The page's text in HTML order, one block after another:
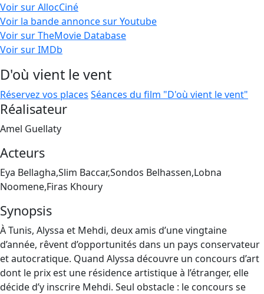
Voir sur AllocCiné
Voir la bande annonce sur Youtube
Voir sur TheMovie Database
Voir sur IMDb
D'où vient le vent
Réservez vos places Séances du film "D'où vient le vent"
Réalisateur
Amel Guellaty
Acteurs
Eya Bellagha,Slim Baccar,Sondos Belhassen,Lobna
Noomene,Firas Khoury
Synopsis
À Tunis, Alyssa et Mehdi, deux amis d’une vingtaine
d’année, rêvent d’opportunités dans un pays conservateur
et autocratique. Quand Alyssa découvre un concours d’art
dont le prix est une résidence artistique à l’étranger, elle
décide d’y inscrire Mehdi. Seul obstacle : le concours se